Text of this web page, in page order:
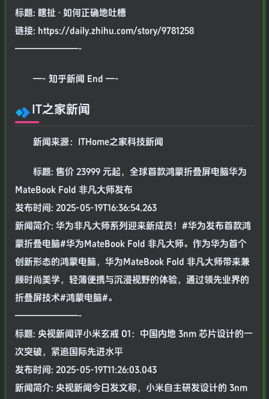
标题: 瞎扯 · 如何正确地吐槽
链接: https://daily.zhihu.com/story/9781258
———————-
—- 知乎新闻 End —-
IT之家新闻
新闻来源：ITHome之家科技新闻
标题: 售价 23999 元起，全球首款鸿蒙折叠屏电脑华为
MateBook Fold 非凡大师发布
发布时间: 2025-05-19T16:36:54.263
新闻简介: 华为非凡大师系列迎来新成员！#华为发布首款鸿
蒙折叠电脑#华为MateBook Fold 非凡大师。作为华为首个
创新形态的鸿蒙电脑，华为MateBook Fold 非凡大师带来兼
顾时尚美学，轻薄便携与沉浸视野的体验，通过领先业界的
折叠屏技术#鸿蒙电脑#。
———————-
标题: 央视新闻评小米玄戒 O1：中国内地 3nm 芯片设计的一
次突破，紧追国际先进水平
发布时间: 2025-05-19T11:26:03.043
新闻简介: 央视新闻今日发文称，小米自主研发设计的 3nm